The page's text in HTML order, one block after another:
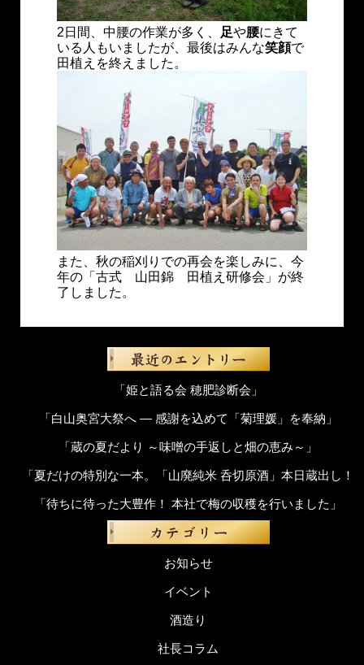
2日間、中腰の作業が多く、 足や腰にきて
いる人もいましたが、最後はみんな笑顔で
田植えを終えました。
また、秋の稲刈りでの再会を楽しみに、今
年の「古式 山田錦 田植え研修会」が終
了しました。
「姫と語る会 穂肥診断会」
「白山奥宮大祭へ ― 感謝を込めて「菊理媛」を奉納」
「蔵の夏だより ～味噌の手返しと畑の恵み～」
「夏だけの特別な一本。「山廃純米 呑切原酒」本日蔵出し！
「待ちに待った大豊作！ 本社で梅の収穫を行いました」
お知らせ
イベント
酒造り
社長コラム